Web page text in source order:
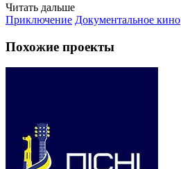
Читать дальше
Приключение Документальное кино
Похожие проекты